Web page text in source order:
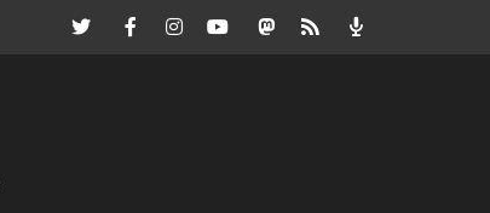
TwitterFacebookInstagramYoutubeMastodon.eus
RSS Podcast